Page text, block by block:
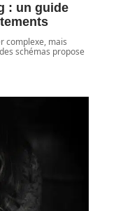
: un guide
complexe, mais
schémas propose